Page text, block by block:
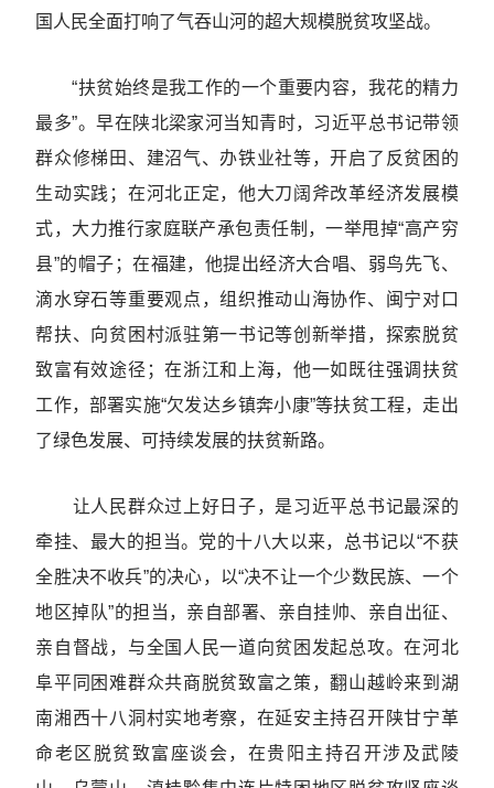
国人民全面打响了气吞山河的超大规模脱贫攻坚战。
“扶贫始终是我工作的一个重要内容，我花的精力
最多”。早在陕北梁家河当知青时，习近平总书记带领
群众修梯田、建沼气、办铁业社等，开启了反贫困的
生动实践；在河北正定，他大刀阔斧改革经济发展模
式，大力推行家庭联产承包责任制，一举甩掉“高产穷
县”的帽子；在福建，他提出经济大合唱、弱鸟先飞、
滴水穿石等重要观点，组织推动山海协作、闽宁对口
帮扶、向贫困村派驻第一书记等创新举措，探索脱贫
致富有效途径；在浙江和上海，他一如既往强调扶贫
工作，部署实施“欠发达乡镇奔小康”等扶贫工程，走出
了绿色发展、可持续发展的扶贫新路。
让人民群众过上好日子，是习近平总书记最深的
牵挂、最大的担当。党的十八大以来，总书记以“不获
全胜决不收兵”的决心，以“决不让一个少数民族、一个
地区掉队”的担当，亲自部署、亲自挂帅、亲自出征、
亲自督战，与全国人民一道向贫困发起总攻。在河北
阜平同困难群众共商脱贫致富之策，翻山越岭来到湖
南湘西十八洞村实地考察，在延安主持召开陕甘宁革
命老区脱贫致富座谈会，在贵阳主持召开涉及武陵